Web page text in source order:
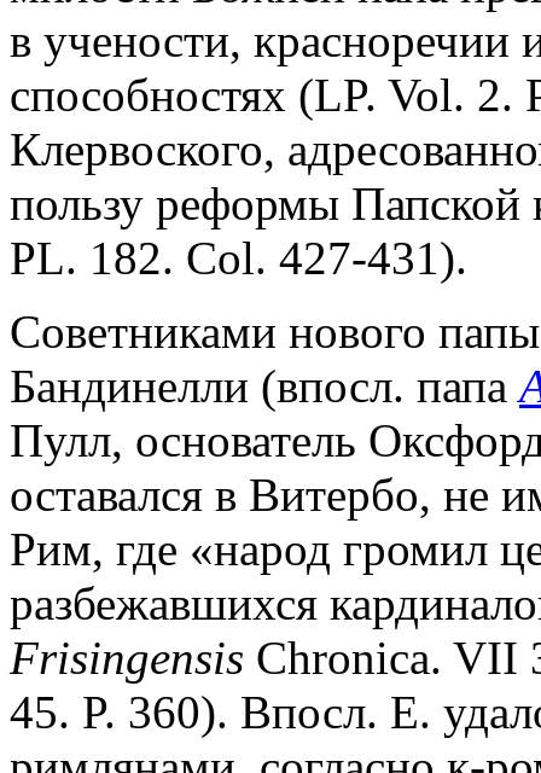
в учености, красноречии
способностях (LP. Vol. 2.
Клервоского,
пользу реформы Папской
PL. 182. Col. 427-431).
Советниками нового
Бандинелли (впосл. папа
Пулл, основатель
оставался в Витербо, не
Рим, где «народ громил
разбежавшихся
Frisingensis Chronica. VII
45. P. 360). Впосл. Е.